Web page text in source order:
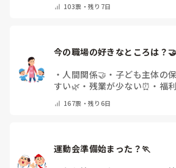
で教えてください)
103票・残り7日
・ 人間関係🤝 ・ 子ども主体の
すい🌿 ・ 残業が少ない⏰ ・ 福
167票・残り6日
運動会準備始まった？🏃